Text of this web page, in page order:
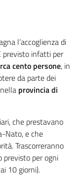
l’accoglienza di
previsto infatti per
cento persone, in
da parte dei
provincia di
che prestavano
Nato, e che
Trascorreranno
previsto per ogni
10 giorni).